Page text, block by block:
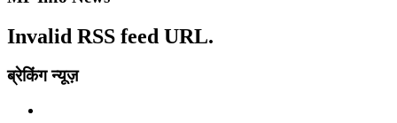
Invalid RSS feed URL.
ब्रेकिंग न्यूज़